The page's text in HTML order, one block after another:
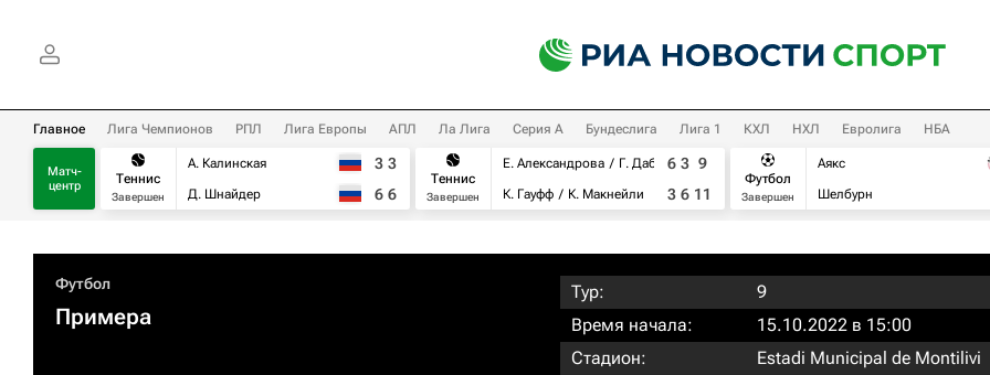
Главное Лига Чемпионов РПЛ Лига Европы АПЛ Ла Лига Серия А Бундеслига Лига 1 КХЛ НХЛ Евролига НБА
Матч-
центр
Теннис
Завершен
А. Калинская
Д. Шнайдер
3 3
6 6
Теннис
Завершен
Е. Александрова
Г. Дабровски
К. Гауфф
К. Макнейли
6 3 9
3 6 11
Футбол
Завершен
Аякс
Шелбурн
Футбол
Примера
Тур:
9
Время начала:
15.10.2022 в 15:00
Стадион:
Estadi Municipal de Montilivi